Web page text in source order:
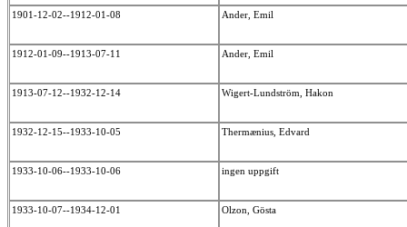
1901-12-02--1912-01-08 Ander, Emil
1912-01-09--1913-07-11 Ander, Emil
1913-07-12--1932-12-14 Wigert-Lundström, Hakon
1932-12-15--1933-10-05 Thermænius, Edvard
1933-10-06--1933-10-06 ingen uppgift
1933-10-07--1934-12-01 Olzon, Gösta